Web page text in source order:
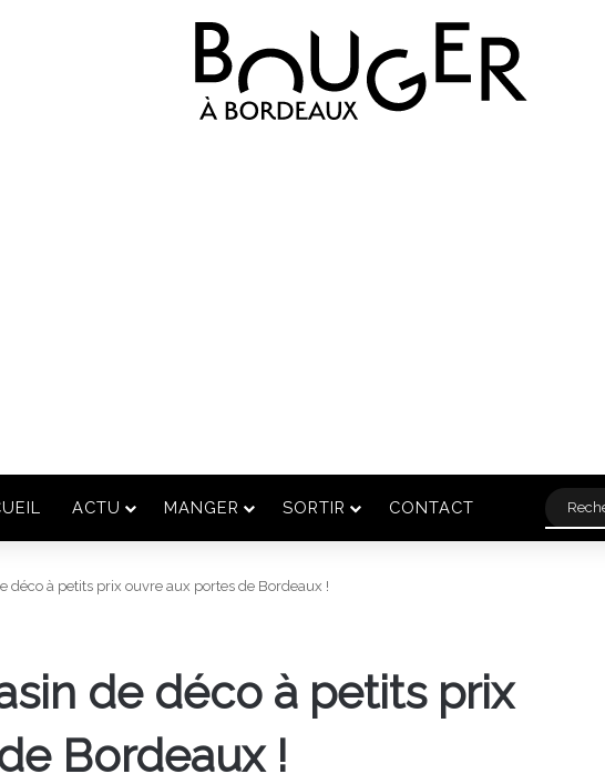
ACTU MANGER SORTIR CONTACT
déco à petits prix ouvre aux portes de Bordeaux !
de déco à petits prix
Bordeaux !